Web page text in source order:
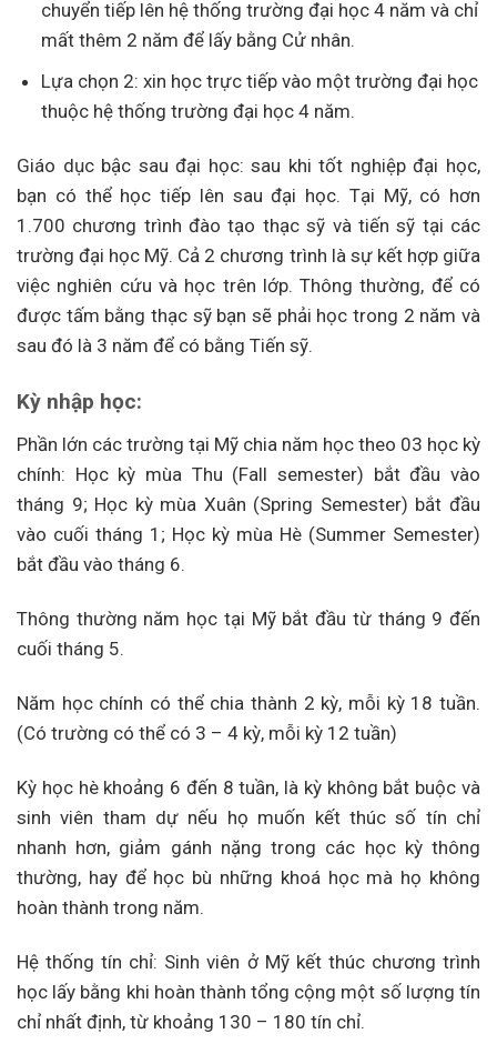
chuyển tiếp lên hệ thống trường đại học 4 năm và chỉ
mất thêm 2 năm để lấy bằng Cử nhân.
Lựa chọn 2: xin học trực tiếp vào một trường đại học
thuộc hệ thống trường đại học 4 năm.
Giáo dục bậc sau đại học: sau khi tốt nghiệp đại học,
bạn có thể học tiếp lên sau đại học. Tại Mỹ, có hơn
1.700 chương trình đào tạo thạc sỹ và tiến sỹ tại các
trường đại học Mỹ. Cả 2 chương trình là sự kết hợp giữa
việc nghiên cứu và học trên lớp. Thông thường, để có
được tấm bằng thạc sỹ bạn sẽ phải học trong 2 năm và
sau đó là 3 năm để có bằng Tiến sỹ.
Kỳ nhập học:
Phần lớn các trường tại Mỹ chia năm học theo 03 học kỳ
chính: Học kỳ mùa Thu (Fall semester) bắt đầu vào
tháng 9; Học kỳ mùa Xuân (Spring Semester) bắt đầu
vào cuối tháng 1; Học kỳ mùa Hè (Summer Semester)
bắt đầu vào tháng 6.
Thông thường năm học tại Mỹ bắt đầu từ tháng 9 đến
cuối tháng 5.
Năm học chính có thể chia thành 2 kỳ, mỗi kỳ 18 tuần.
(Có trường có thể có 3 – 4 kỳ, mỗi kỳ 12 tuần)
Kỳ học hè khoảng 6 đến 8 tuần, là kỳ không bắt buộc và
sinh viên tham dự nếu họ muốn kết thúc số tín chỉ
nhanh hơn, giảm gánh nặng trong các học kỳ thông
thường, hay để học bù những khoá học mà họ không
hoàn thành trong năm.
Hệ thống tín chỉ: Sinh viên ở Mỹ kết thúc chương trình
học lấy bằng khi hoàn thành tổng cộng một số lượng tín
chỉ nhất định, từ khoảng 130 – 180 tín chỉ.